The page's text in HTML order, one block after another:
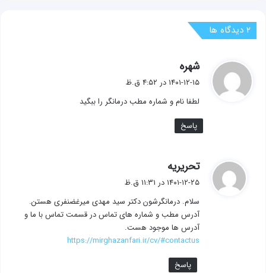
‫۲ دیدگاه ها
شهره
ف
:
۱۴۰۱-۱۲-۱۵ در ۴:۵۲ ق.ظ
لطفا نام و شماره مطب درمانگر را ببگيد
پاسخ
تحریریه
ف
:
۱۴۰۱-۱۲-۲۵ در ۱۱:۳۱ ق.ظ
سلام. درمانگرشون دکتر سید مهدی میرغضنفری هستن.
آدرس مطب و شماره های تماس در قسمت تماس با ما و
آدرس ها موجود هست.
https://mirghazanfari.ir/cv/#contactus
پاسخ